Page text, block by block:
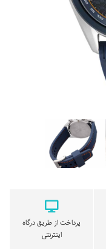
پرداخت از طریق درگاه
اینترنتی